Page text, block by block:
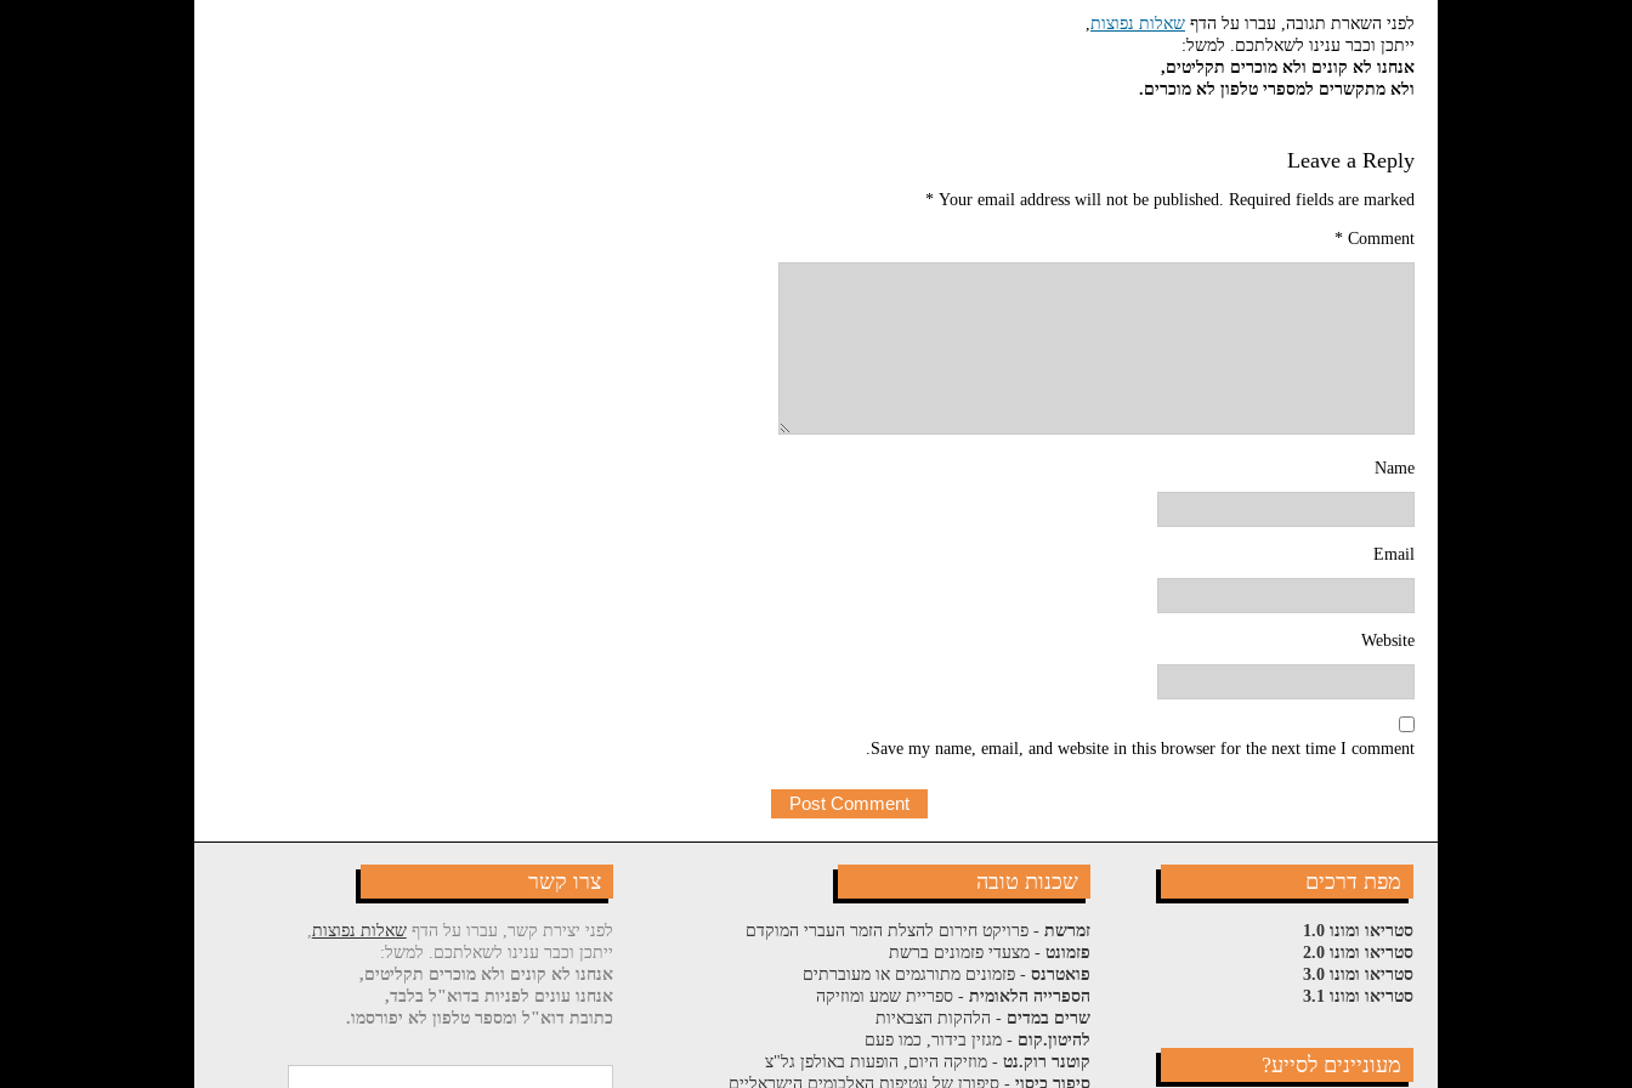
לפני השארת תגובה, עברו על הדף שאלות נפוצות,
ייתכן וכבר ענינו לשאלתכם. למשל:
אנחנו לא קונים ולא מוכרים תקליטים,
ולא מתקשרים למספרי טלפון לא מוכרים.
Leave a Reply
Your email address will not be published. Required fields are marked
*
Comment
*
Name
Email
Website
Save my name, email, and website in this browser for the next time I comment.
צרו קשר
לפני יצירת קשר, עברו על הדףשאלות נפוצות,
ייתכן וכבר ענינו לשאלתכם. למשל:
אנחנו לא קונים ולא מוכרים תקליטים,
אנחנו עונים לפניות בדוא"ל בלבד,
כתובת דוא"ל ומספר טלפון לא יפורסמו.
מפת דרכים
סטריאו ומונו 1.0
סטריאו ומונו 2.0
סטריאו ומונו 3.0
סטריאו ומונו 3.1
מעוניינים לסייע?
שכנות טובה
זמרשת- פרויקט חירום להצלת הזמר העברי המוקדם
פזמונט- מצעדי פזמונים ברשת
פואטרנס- פזמונים מתורגמים או מעוברתים
הספרייה הלאומית- ספריית שמע ומוזיקה
שרים במדים - הלהקות הצבאיות
להיטון.קום - מגזין בידור, כמו פעם
קוטנר רוק.נט- מוזיקה היום, הופעות באולפן גל"צ
סיפור כיסוי- סיפורן של עטיפות האלבומים הישראליים